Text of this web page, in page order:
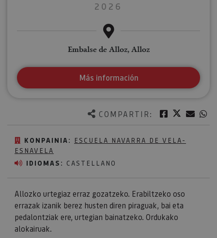
COMPARTIR: Facebook
Twitter
KONPAINIA:
ESCUELA NAVARRA DE VELA-
ESNAVELA
IDIOMAS: CASTELLANO
Allozko urtegiaz erraz gozatzeko. Erabiltzeko oso
errazak izanik berez husten diren piraguak, bai eta
pedalontziak ere, urtegian bainatzeko. Ordukako
alokairuak.
2026
Embalse de Alloz, Alloz
Más información